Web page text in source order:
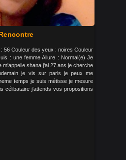
56 Couleur des yeux : noires Couleur
: une femme Allure : Normal(e) Je
m'appelle shana j'ai 27 ans je cherche
je vis sur paris je peux me
temps je suis métisse je mesure
célibataire j'attends vos propositions